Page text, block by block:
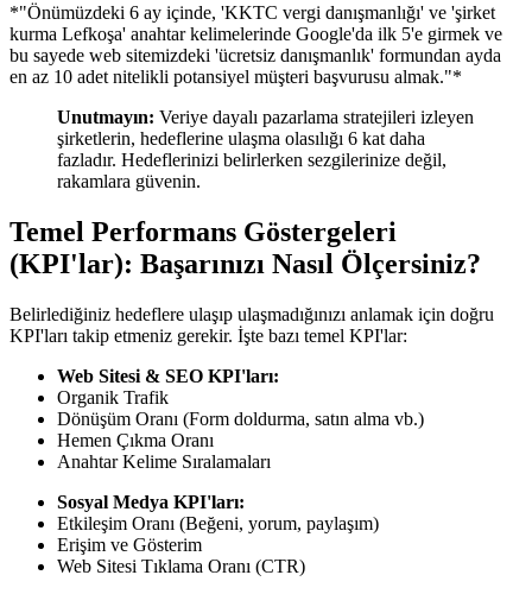
*"Önümüzdeki 6 ay içinde, 'KKTC vergi danışmanlığı' ve 'şirket
kurma Lefkoşa' anahtar kelimelerinde Google'da ilk 5'e girmek ve
bu sayede web sitemizdeki 'ücretsiz danışmanlık' formundan ayda
en az 10 adet nitelikli potansiyel müşteri başvurusu almak."*
Unutmayın: Veriye dayalı pazarlama stratejileri izleyen
şirketlerin, hedeflerine ulaşma olasılığı 6 kat daha
fazladır. Hedeflerinizi belirlerken sezgilerinize değil,
rakamlara güvenin.
Temel Performans Göstergeleri
(KPI'lar): Başarınızı Nasıl Ölçersiniz?
Belirlediğiniz hedeflere ulaşıp ulaşmadığınızı anlamak için doğru
KPI'ları takip etmeniz gerekir. İşte bazı temel KPI'lar:
Web Sitesi & SEO KPI'ları:
Organik Trafik
Dönüşüm Oranı (Form doldurma, satın alma vb.)
Hemen Çıkma Oranı
Anahtar Kelime Sıralamaları
Sosyal Medya KPI'ları:
Etkileşim Oranı (Beğeni, yorum, paylaşım)
Erişim ve Gösterim
Web Sitesi Tıklama Oranı (CTR)